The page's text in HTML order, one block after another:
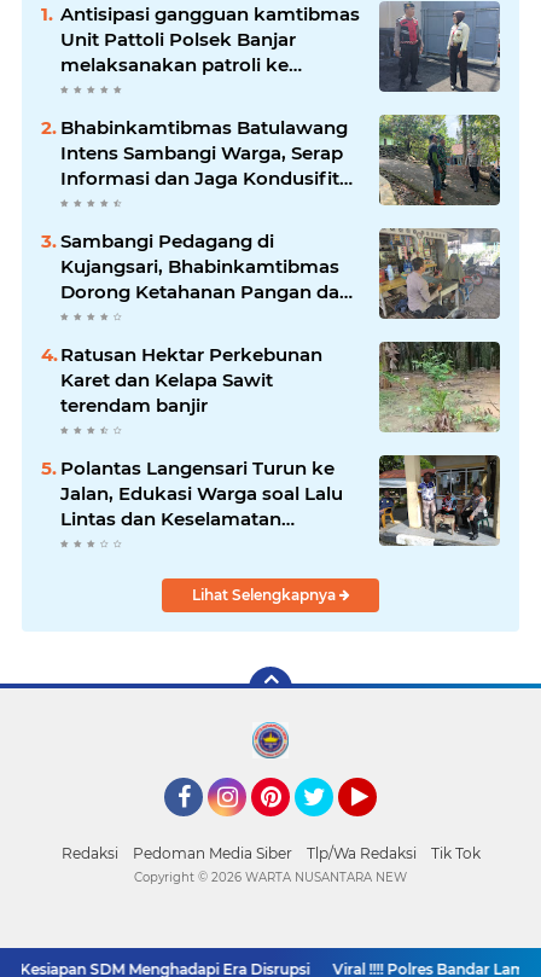
Antisipasi gangguan kamtibmas
Unit Pattoli Polsek Banjar
melaksanakan patroli ke
tempat-tempat keramaian di
wilayah hukum
Bhabinkamtibmas Batulawang
Intens Sambangi Warga, Serap
Informasi dan Jaga Kondusifitas
Lingkungan
Sambangi Pedagang di
Kujangsari, Bhabinkamtibmas
Dorong Ketahanan Pangan dan
Keamanan Lingkungan
Ratusan Hektar Perkebunan
Karet dan Kelapa Sawit
terendam banjir
Polantas Langensari Turun ke
Jalan, Edukasi Warga soal Lalu
Lintas dan Keselamatan
Berkendara
Lihat Selengkapnya
Redaksi Pedoman Media Siber Tlp/Wa Redaksi Tik Tok
SDM Menghadapi Era Disrupsi Viral !!!! Polres Bandar
Copyright © 2026 WARTA NUSANTARA NEW